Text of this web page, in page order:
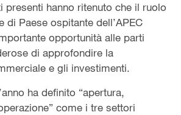
presenti hanno ritenuto che il ruolo
di Paese ospitante dell’APEC
opportunità alle parti
di approfondire la
e gli investimenti.
ha definito “apertura,
come i tre settori